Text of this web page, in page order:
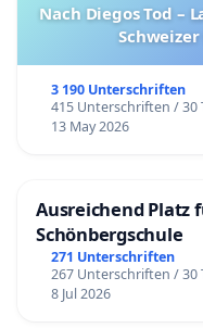
Nach Diegos Tod –
3 190 Unterschriften
415 Unterschriften / 30
13 May 2026
Ausreichend Platz
Schönbergschule
271 Unterschriften
267 Unterschriften / 30
8 Jul 2026